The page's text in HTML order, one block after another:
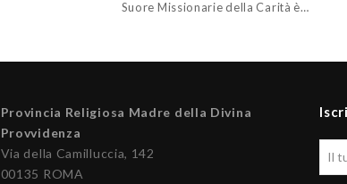
Suore Missionarie della Carità è…
Provincia Religiosa Madre della Divina
Provvidenza
Via della Camilluccia, 142
00135 ROMA